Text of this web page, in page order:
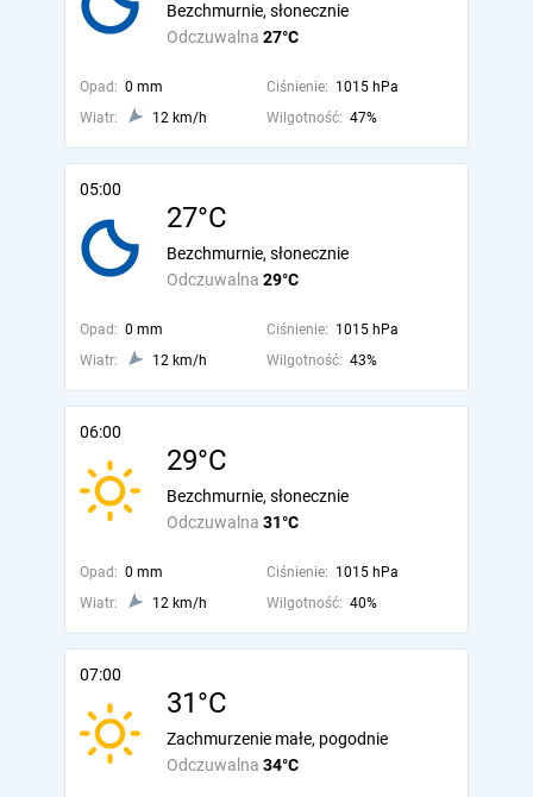
Odczuwalna 27°C
Bezchmurnie, słonecznie
Opad: 0 mm Ciśnienie: 1015 hPa
Wiatr:
12 km/h Wilgotność: 47%
05:00
27°C
Odczuwalna 29°C
Bezchmurnie, słonecznie
Opad: 0 mm Ciśnienie: 1015 hPa
Wiatr:
12 km/h Wilgotność: 43%
06:00
29°C
Odczuwalna 31°C
Bezchmurnie, słonecznie
Opad: 0 mm Ciśnienie: 1015 hPa
Wiatr:
12 km/h Wilgotność: 40%
07:00
31°C
Odczuwalna 34°C
Zachmurzenie małe, pogodnie